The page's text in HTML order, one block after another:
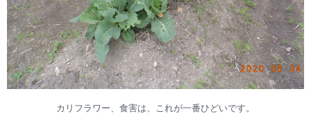
カリフラワー、食害は、これが一番ひどいです。